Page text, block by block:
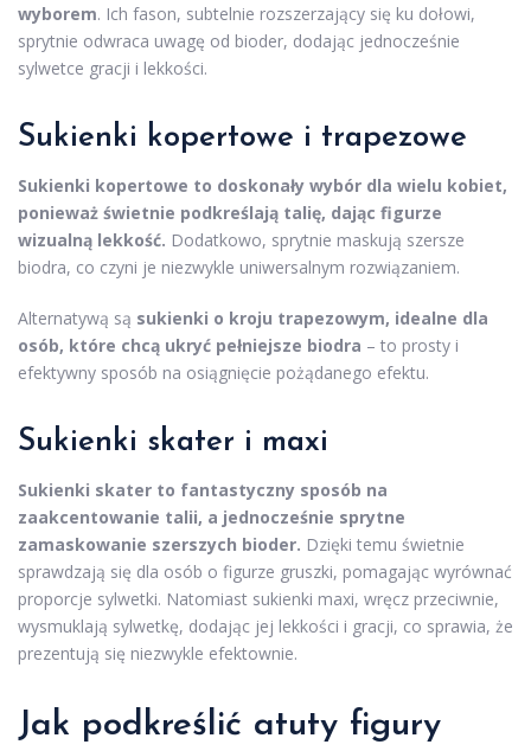
wyborem. Ich fason, subtelnie rozszerzający się ku dołowi,
sprytnie odwraca uwagę od bioder, dodając jednocześnie
sylwetce gracji i lekkości.
Sukienki kopertowe i trapezowe
Sukienki kopertowe to doskonały wybór dla wielu kobiet,
ponieważ świetnie podkreślają talię, dając figurze
wizualną lekkość. Dodatkowo, sprytnie maskują szersze
biodra, co czyni je niezwykle uniwersalnym rozwiązaniem.
Alternatywą są sukienki o kroju trapezowym, idealne dla
osób, które chcą ukryć pełniejsze biodra – to prosty i
efektywny sposób na osiągnięcie pożądanego efektu.
Sukienki skater i maxi
Sukienki skater to fantastyczny sposób na
zaakcentowanie talii, a jednocześnie sprytne
zamaskowanie szerszych bioder. Dzięki temu świetnie
sprawdzają się dla osób o figurze gruszki, pomagając wyrównać
proporcje sylwetki. Natomiast sukienki maxi, wręcz przeciwnie,
wysmuklają sylwetkę, dodając jej lekkości i gracji, co sprawia, że
prezentują się niezwykle efektownie.
Jak podkreślić atuty figury